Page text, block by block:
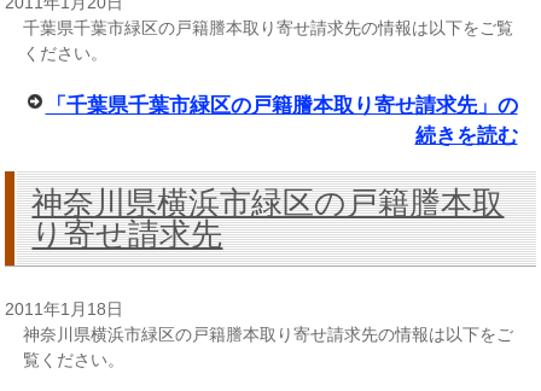
千葉県千葉市緑区の戸籍謄本取り寄せ請求先の情報は以下をご覧
ください。
「千葉県千葉市緑区の戸籍謄本取り寄せ請求先」の
続きを読む
神奈川県横浜市緑区の戸籍謄本取
り寄せ請求先
2011年1月18日
神奈川県横浜市緑区の戸籍謄本取り寄せ請求先の情報は以下をご
覧ください。